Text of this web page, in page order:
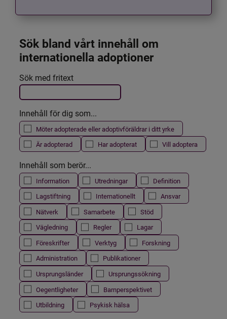
Sök bland vårt innehåll om
internationella adoptioner
Filtrera resultatet
Det här formuläret postas automatiskt
Sök med fritext
Innehåll för dig som...
Möter adopterade eller adoptivföräldrar i ditt yrke
Är adopterad
Har adopterat Vill adoptera
Innehåll som berör...
Information Utredningar
Definition
Lagstiftning
Internationellt
Ansvar
Nätverk
Samarbete
Stöd
Vägledning
Regler
Lagar
Föreskrifter
Verktyg
Forskning
Administration
Publikationer
Ursprungsländer
Ursprungssökning
Oegentligheter
Barnperspektivet
Utbildning
Psykisk hälsa